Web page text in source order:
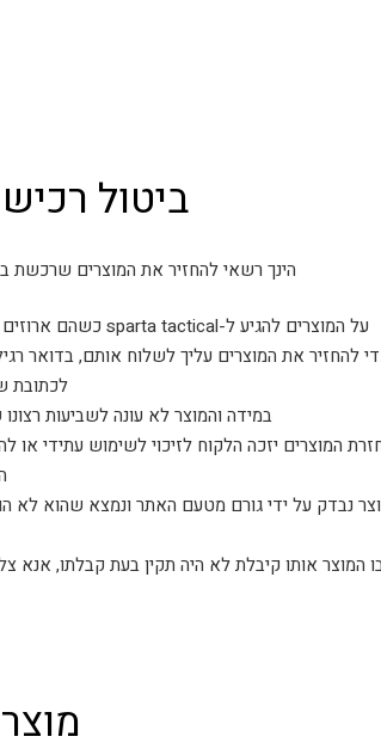
ביטול
הינך רשאי להחזיר את המוצרים שרכשת באתר בתוך 14 ימים מיום קבלתם על
על המוצרים להגיע ל-sparta tactical כשהם ארוזים באריזתם המקורית ו/או נמצאים במצב זהה למצב בו קיבלת אותם.
להחזיר את המוצרים עליך לשלוח אותם, בדואר
לכתובת
במידה והמוצר לא עונה לשביעות
המוצרים יזכה הלקוח לזיכוי לשימוש עתידי
נבדק על ידי גורם מטעם האתר ונמצא שהוא